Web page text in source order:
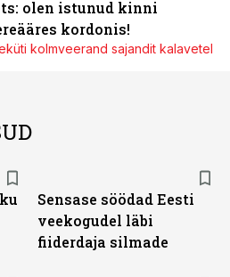
olen istunud kinni
kordonis!
kolmveerand sajandit kalavetel
Sensase söödad Eesti
veekogudel läbi
fiiderdaja silmade